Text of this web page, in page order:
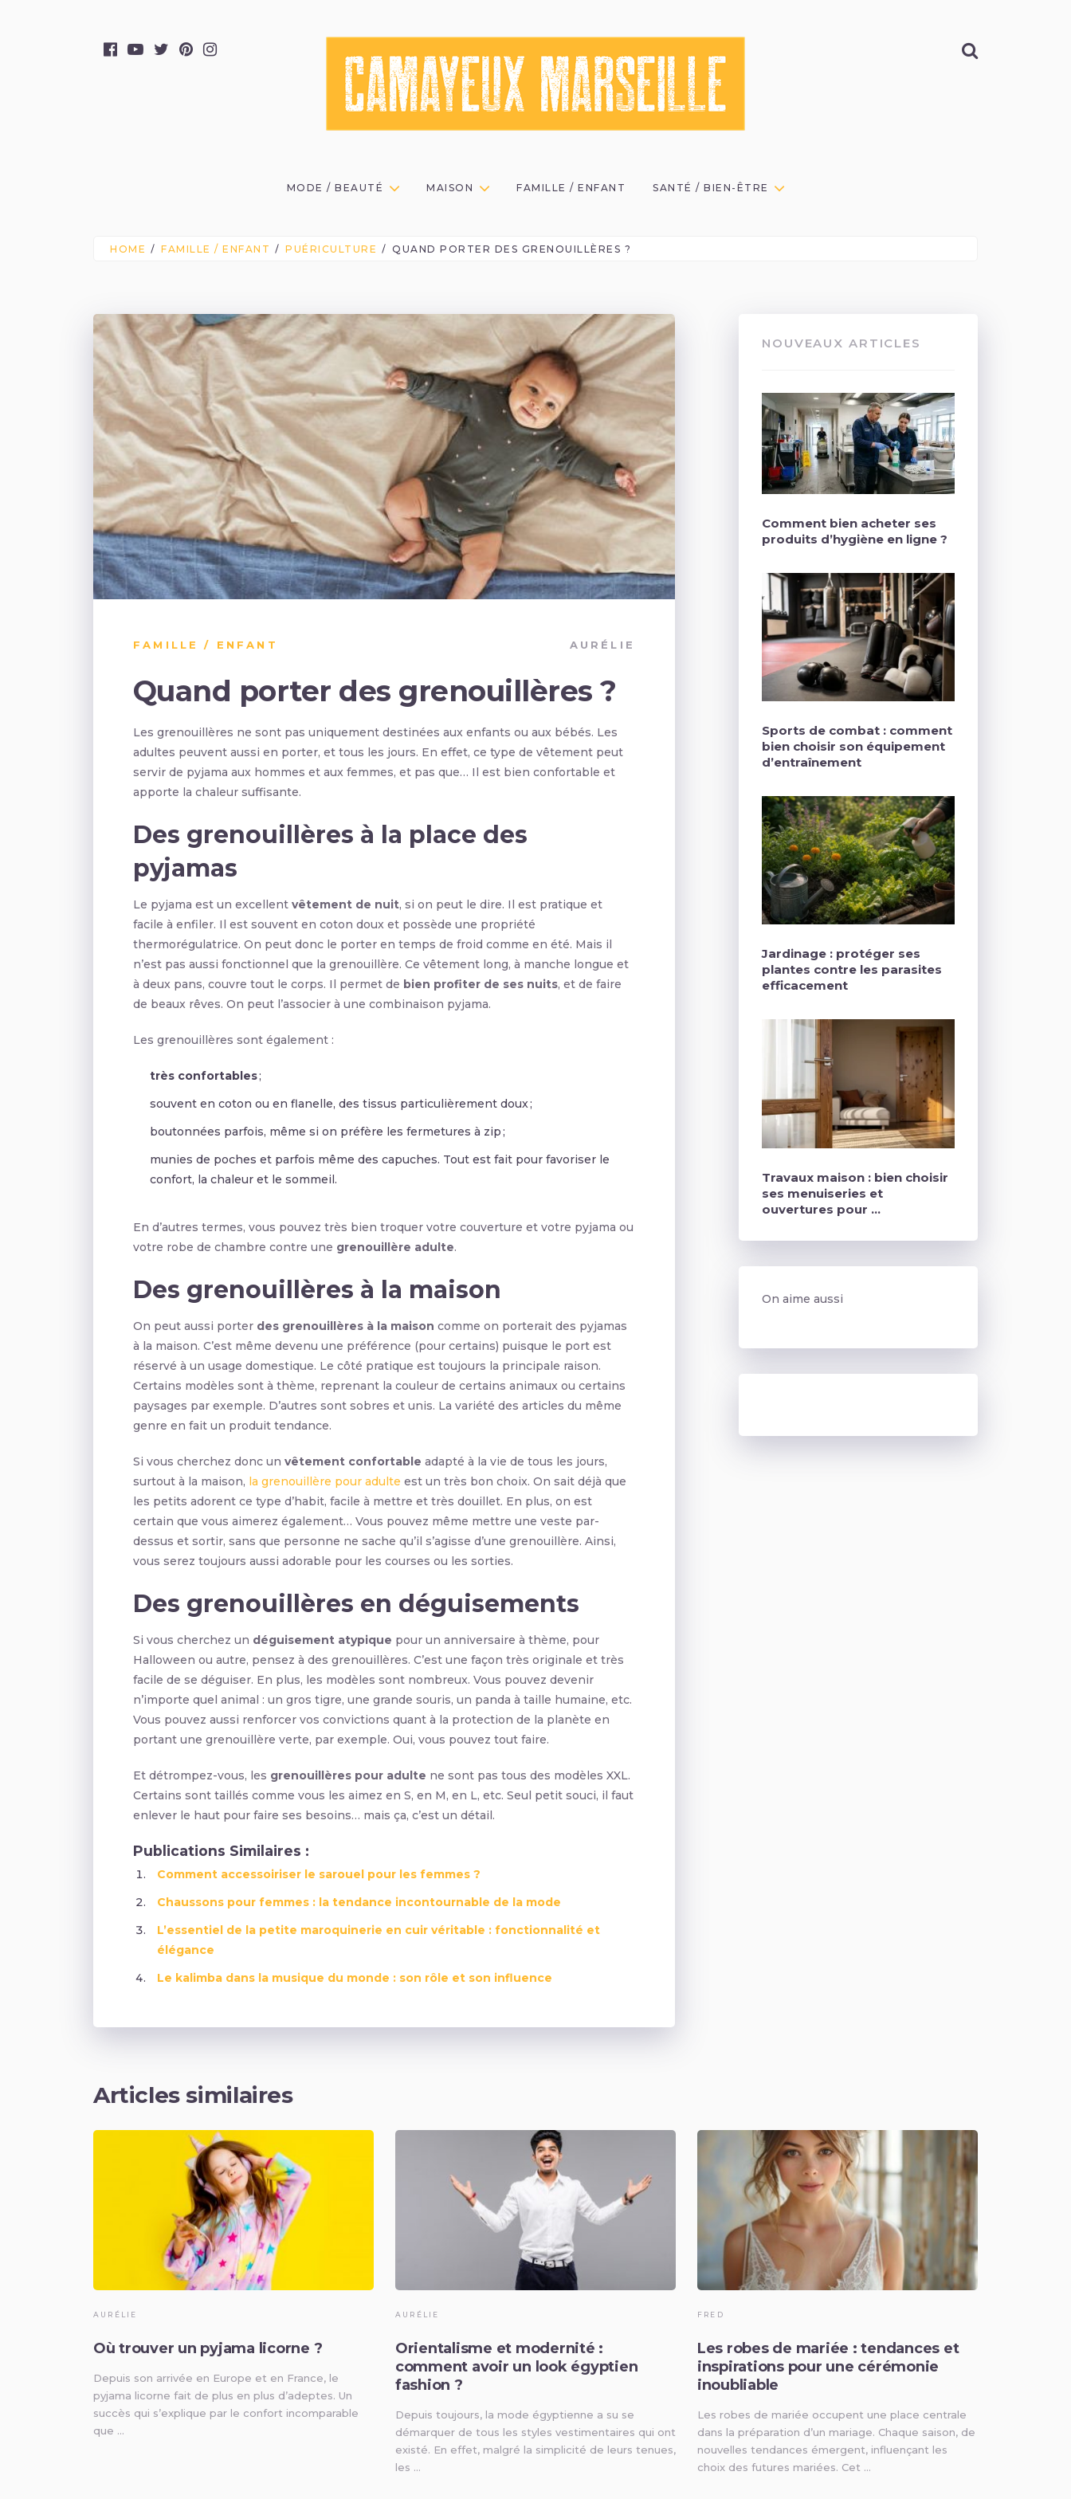
MODE / BEAUTÉ MAISON FAMILLE / ENFANT SANTÉ / BIEN-ÊTRE
HOME FAMILLE / ENFANT PUÉRICULTURE QUAND PORTER DES GRENOUILLÈRES ?
FAMILLE / ENFANT AURÉLIE
Quand porter des grenouillères ?
Les grenouillères ne sont pas uniquement destinées aux enfants ou aux bébés. Les
adultes peuvent aussi en porter, et tous les jours. En effet, ce type de vêtement peut
servir de pyjama aux hommes et aux femmes, et pas que… Il est bien confortable et
apporte la chaleur suffisante.
Des grenouillères à la place des
pyjamas
Le pyjama est un excellent vêtement de nuit, si on peut le dire. Il est pratique et
facile à enfiler. Il est souvent en coton doux et possède une propriété
thermorégulatrice. On peut donc le porter en temps de froid comme en été. Mais il
n’est pas aussi fonctionnel que la grenouillère. Ce vêtement long, à manche longue et
à deux pans, couvre tout le corps. Il permet de bien profiter de ses nuits, et de faire
de beaux rêves. On peut l’associer à une combinaison pyjama.
Les grenouillères sont également :
très confortables;
souvent en coton ou en flanelle, des tissus particulièrement doux ;
boutonnées parfois, même si on préfère les fermetures à zip ;
munies de poches et parfois même des capuches. Tout est fait pour favoriser le
confort, la chaleur et le sommeil.
En d’autres termes, vous pouvez très bien troquer votre couverture et votre pyjama ou
votre robe de chambre contre une grenouillère adulte.
Des grenouillères à la maison
On peut aussi porter des grenouillères à la maison comme on porterait des pyjamas
à la maison. C’est même devenu une préférence (pour certains) puisque le port est
réservé à un usage domestique. Le côté pratique est toujours la principale raison.
Certains modèles sont à thème, reprenant la couleur de certains animaux ou certains
paysages par exemple. D’autres sont sobres et unis. La variété des articles du même
genre en fait un produit tendance.
Si vous cherchez donc un vêtement confortable adapté à la vie de tous les jours,
surtout à la maison, la grenouillère pour adulte est un très bon choix. On sait déjà que
les petits adorent ce type d’habit, facile à mettre et très douillet. En plus, on est
certain que vous aimerez également… Vous pouvez même mettre une veste par-
dessus et sortir, sans que personne ne sache qu’il s’agisse d’une grenouillère. Ainsi,
vous serez toujours aussi adorable pour les courses ou les sorties.
Des grenouillères en déguisements
Si vous cherchez un déguisement atypique pour un anniversaire à thème, pour
Halloween ou autre, pensez à des grenouillères. C’est une façon très originale et très
facile de se déguiser. En plus, les modèles sont nombreux. Vous pouvez devenir
n’importe quel animal : un gros tigre, une grande souris, un panda à taille humaine, etc.
Vous pouvez aussi renforcer vos convictions quant à la protection de la planète en
portant une grenouillère verte, par exemple. Oui, vous pouvez tout faire.
Et détrompez-vous, les grenouillères pour adulte ne sont pas tous des modèles XXL.
Certains sont taillés comme vous les aimez en S, en M, en L, etc. Seul petit souci, il faut
enlever le haut pour faire ses besoins… mais ça, c’est un détail.
Publications Similaires :
Comment accessoiriser le sarouel pour les femmes ?
Chaussons pour femmes : la tendance incontournable de la mode
L’essentiel de la petite maroquinerie en cuir véritable : fonctionnalité et
élégance
Le kalimba dans la musique du monde : son rôle et son influence
NOUVEAUX ARTICLES
Comment bien acheter ses
produits d’hygiène en ligne ?
Sports de combat : comment
bien choisir son équipement
d’entraînement
Jardinage : protéger ses
plantes contre les parasites
efficacement
Travaux maison : bien choisir
ses menuiseries et
ouvertures pour …
On aime aussi
Articles similaires
AURÉLIE
Où trouver un pyjama licorne ?
Depuis son arrivée en Europe et en France, le
pyjama licorne fait de plus en plus d’adeptes. Un
succès qui s’explique par le confort incomparable
que …
AURÉLIE
Orientalisme et modernité :
comment avoir un look égyptien
fashion ?
Depuis toujours, la mode égyptienne a su se
démarquer de tous les styles vestimentaires qui ont
existé. En effet, malgré la simplicité de leurs tenues,
les …
FRED
Les robes de mariée : tendances et
inspirations pour une cérémonie
inoubliable
Les robes de mariée occupent une place centrale
dans la préparation d’un mariage. Chaque saison, de
nouvelles tendances émergent, influençant les
choix des futures mariées. Cet …